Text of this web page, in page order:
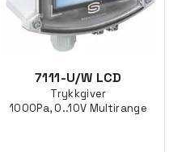
7111-U/W LCD
Trykkgiver
1000Pa, 0..10V Multirange